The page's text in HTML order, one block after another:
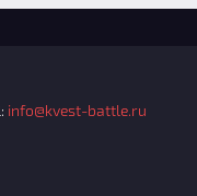
info@kvest-battle.ru